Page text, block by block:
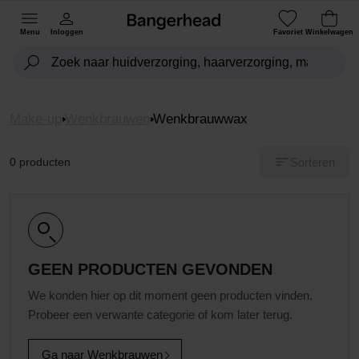
Menu Inloggen Favoriet Winkelwagen
Wenkbrauwen Wenkbrauwwax
0 producten
GEEN PRODUCTEN GEVONDEN
We konden hier op dit moment geen producten vinden.
Probeer een verwante categorie of kom later terug.
Ga naar Wenkbrauwen